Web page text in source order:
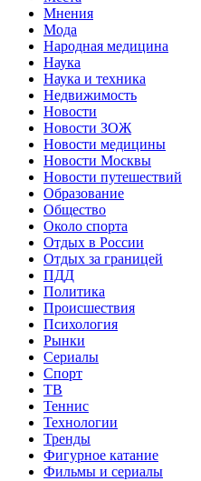
Мнения
Мода
Народная медицина
Наука
Наука и техника
Недвижимость
Новости
Новости ЗОЖ
Новости медицины
Новости Москвы
Новости путешествий
Образование
Общество
Около спорта
Отдых в России
Отдых за границей
ПДД
Политика
Происшествия
Психология
Рынки
Сериалы
Спорт
ТВ
Теннис
Технологии
Тренды
Фигурное катание
Фильмы и сериалы